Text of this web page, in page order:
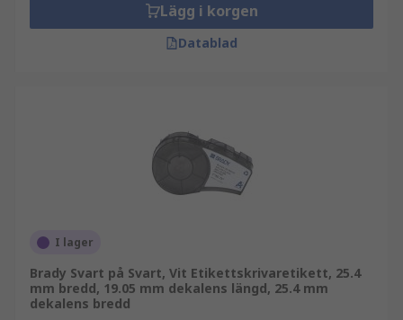
Lägg i korgen
Datablad
I lager
Brady Svart på Svart, Vit Etikettskrivaretikett, 25.4
mm bredd, 19.05 mm dekalens längd, 25.4 mm
dekalens bredd